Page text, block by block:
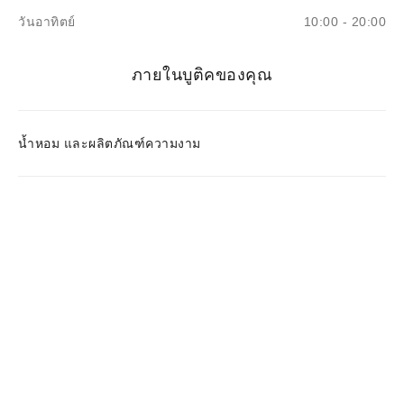
วันอาทิตย์
10:00 - 20:00
ภายในบูติคของคุณ
น้ำหอม และผลิตภัณฑ์ความงาม